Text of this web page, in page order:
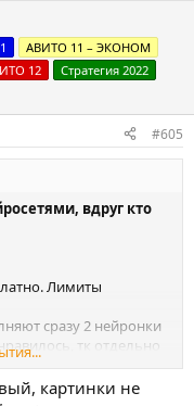
АВИТО 11 – ЭКОНОМ
12
Стратегия 2022
#605
вдруг кто
Лимиты
сразу 2 нейронки
тк отдельно
аххаха)
картинки не